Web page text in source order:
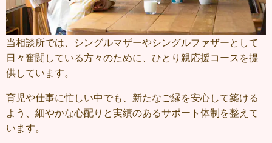
当相談所では、シングルマザーやシングルファザーとして
日々奮闘している方々のために、ひとり親応援コースを提
供しています。
育児や仕事に忙しい中でも、新たなご縁を安心して築ける
よう、細やかな心配りと実績のあるサポート体制を整えて
います。